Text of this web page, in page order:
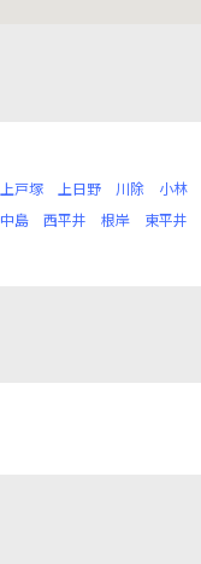
上戸塚 上日野 川除 小林
中島 西平井 根岸 東平井